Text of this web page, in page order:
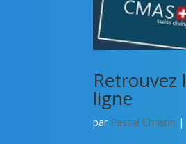
Retrouvez
ligne
par Pascal Christin |